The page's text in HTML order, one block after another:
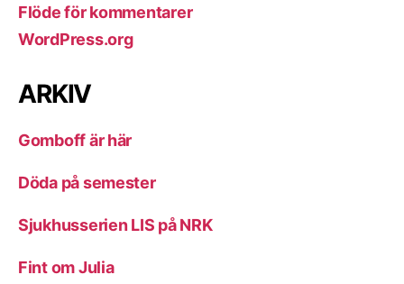
Flöde för kommentarer
WordPress.org
ARKIV
Gomboff är här
Döda på semester
Sjukhusserien LIS på NRK
Fint om Julia